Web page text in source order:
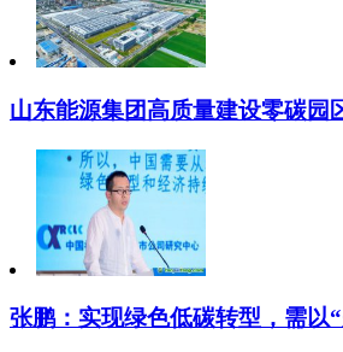
山东能源集团高质量建设零碳园
张鹏：实现绿色低碳转型，需以